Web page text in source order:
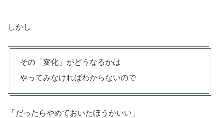
しかし
その「変化」がどうなるかは
やってみなければわからないので
「だったらやめておいたほうがいい」